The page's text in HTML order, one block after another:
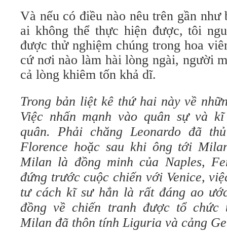
Và nếu có điều nào nêu trên gần
ai không thể thực hiện được, tôi
được thử nghiệm chúng trong hoa
cứ nơi nào làm hài lòng ngài, người
cả lòng khiêm tốn khả dĩ.
Trong bản liệt kê thứ hai này về
Việc nhấn mạnh vào quân sự và
quân. Phải chăng Leonardo đã
Florence hoặc sau khi ông tới
Milan là đồng minh của Naples,
đứng trước cuộc chiến với Venice,
tư cách kĩ sư hẳn là rất đáng ao
đồng về chiến tranh được tổ
Milan đã thôn tính Liguria và cảng